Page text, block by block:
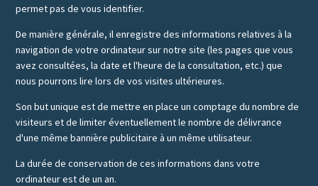
permet pas de vous identifier.
De manière générale, il enregistre des informations relatives à la
navigation de votre ordinateur sur notre site (les pages que vous
avez consultées, la date et l'heure de la consultation, etc.) que
nous pourrons lire lors de vos visites ultérieures.
Son but unique est de mettre en place un comptage du nombre de
visiteurs et de limiter éventuellement le nombre de délivrance
d'une même bannière publicitaire à un même utilisateur.
La durée de conservation de ces informations dans votre
ordinateur est de un an.